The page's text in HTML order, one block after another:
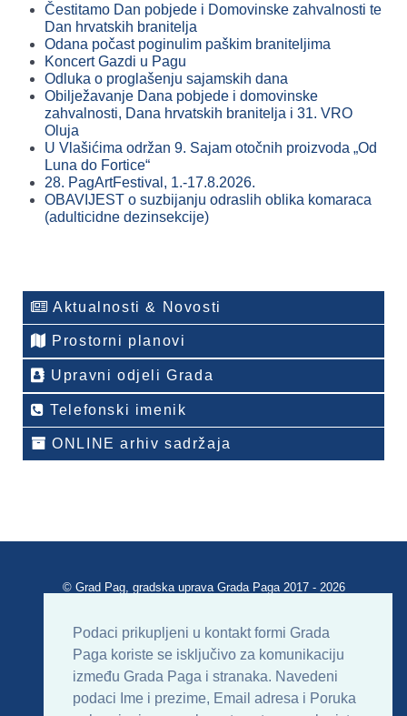
Podaci prikupljeni u kontakt formi Grada
Paga koriste se isključivo za komunikaciju
između Grada Paga i stranaka. Navedeni
podaci Ime i prezime, Email adresa i Poruka
Čestitamo Dan pobjede i Domovinske zahvalnosti te
Dan hrvatskih branitelja
Odana počast poginulim paškim braniteljima
Koncert Gazdi u Pagu
Odluka o proglašenju sajamskih dana
Obilježavanje Dana pobjede i domovinske
zahvalnosti, Dana hrvatskih branitelja i 31. VRO
Oluja
U Vlašićima održan 9. Sajam otočnih proizvoda „Od
Luna do Fortice“
28. PagArtFestival, 1.-17.8.2026.
OBAVIJEST o suzbijanju odraslih oblika komaraca
(adulticidne dezinsekcije)
Aktualnosti & Novosti
Prostorni planovi
Upravni odjeli Grada
Telefonski imenik
ONLINE arhiv sadržaja
© Grad Pag, gradska uprava Grada Paga 2017 - 2026
Uvjeti korištenja Impressum
Kontakt
Sitemap
RSS